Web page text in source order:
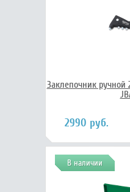
Заклепочник ручной
2990 руб.
В наличии